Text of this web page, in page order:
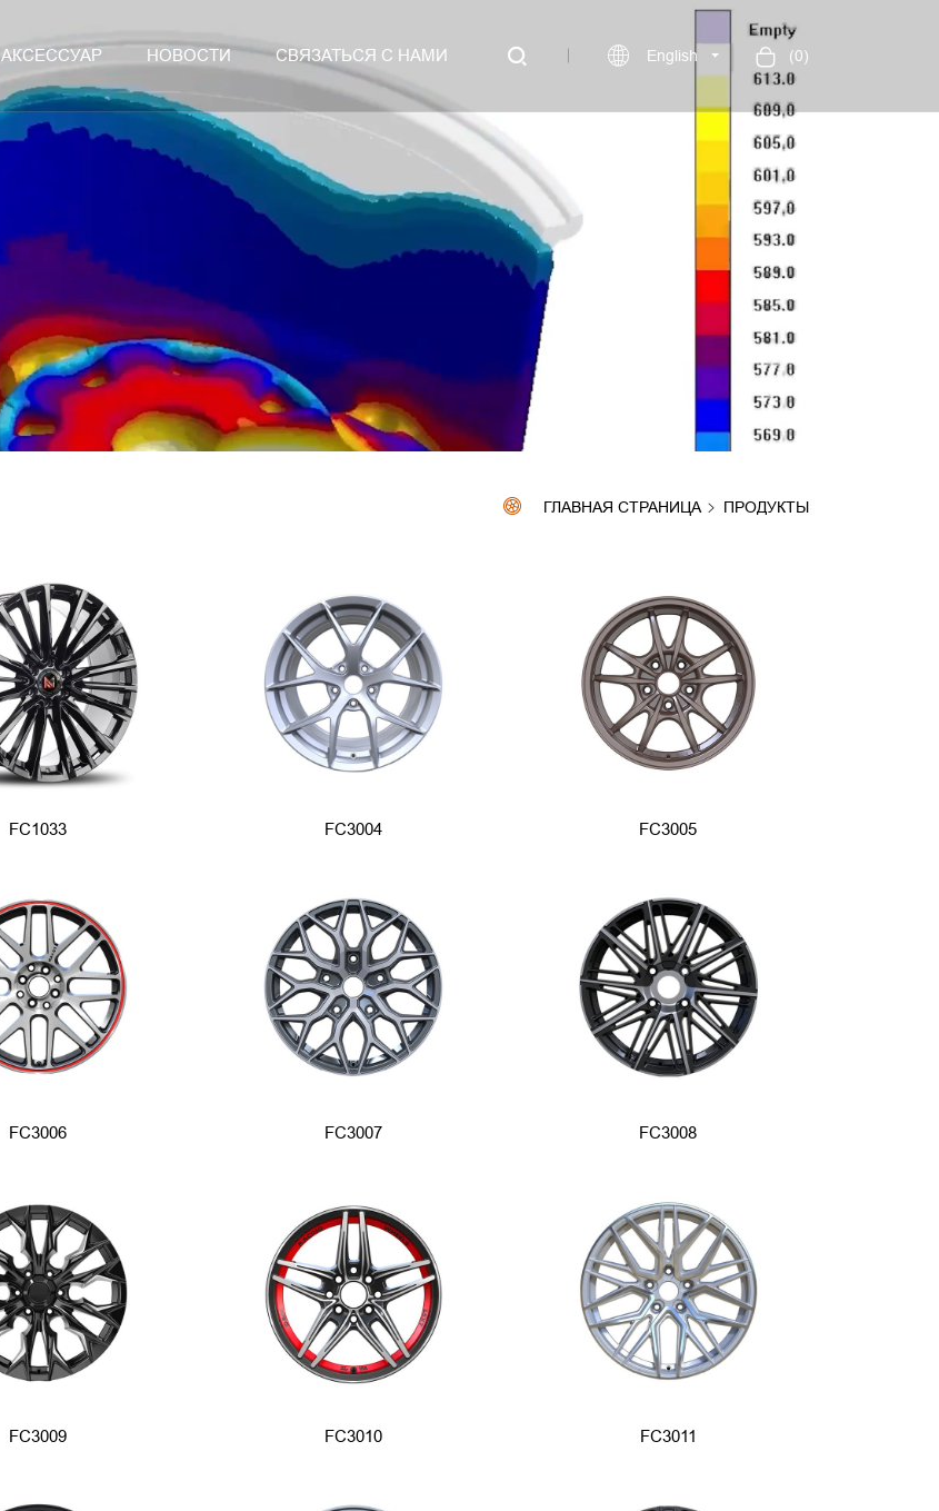
(0)
English
АКСЕССУАР НОВОСТИ СВЯЗАТЬСЯ С НАМИ
ГЛАВНАЯ СТРАНИЦА ПРОДУКТЫ
FC1033 FC3004 FC3005
FC3006 FC3007 FC3008
FC3009 FC3010 FC3011